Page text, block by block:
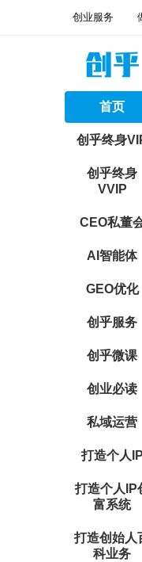
创业服务
首页
创乎终身
创乎终身
VVIP
CEO私董
AI智能体
GEO优化
创乎服务
创乎微课
创业必读
私域运营
打造个人IP
打造个人IP
富系统
打造创始人
科业务